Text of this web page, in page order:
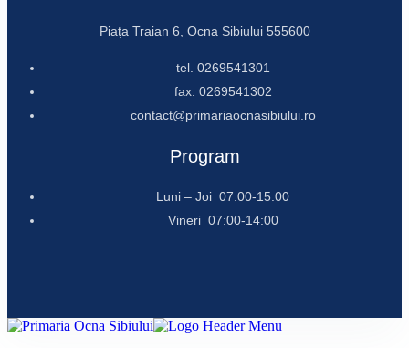
Piața Traian 6, Ocna Sibiului 555600
tel. 0269541301
fax. 0269541302
contact@primariaocnasibiului.ro
Program
Luni – Joi 07:00-15:00
Vineri 07:00-14:00